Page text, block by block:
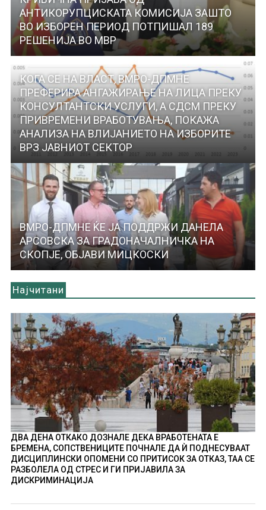
АНТИКОРУПЦИСКАТА КОМИСИЈА ЗАШТО
ВО ИЗБОРЕН ПЕРИОД ПОТПИШАЛ 189
РЕШЕНИЈА ВО МВР
КОГА СЕ НА ВЛАСТ, ВМРО-ДПМНЕ
ПРЕФЕРИРА АНГАЖИРАЊЕ НА ЛИЦА ПРЕКУ
КОНСУЛТАНТСКИ УСЛУГИ, А СДСМ ПРЕКУ
ПРИВРЕМЕНИ ВРАБОТУВАЊА, ПОКАЖА
АНАЛИЗА НА ВЛИЈАНИЕТО НА ИЗБОРИТЕ
ВРЗ ЈАВНИОТ СЕКТОР
ВМРО-ДПМНЕ ЌЕ ЈА ПОДДРЖИ ДАНЕЛА
АРСОВСКА ЗА ГРАДОНАЧАЛНИЧКА НА
СКОПЈЕ, ОБЈАВИ МИЦКОСКИ
Најчитани
ДВА ДЕНА ОТКАКО ДОЗНАЛЕ ДЕКА ВРАБОТЕНАТА Е
БРЕМЕНА, СОПСТВЕНИЦИТЕ ПОЧНАЛЕ ДА Ѝ ПОДНЕСУВААТ
ДИСЦИПЛИНСКИ ОПОМЕНИ СО ПРИТИСОК ЗА ОТКАЗ, ТАА СЕ
РАЗБОЛЕЛА ОД СТРЕС И ГИ ПРИЈАВИЛА ЗА
ДИСКРИМИНАЦИЈА